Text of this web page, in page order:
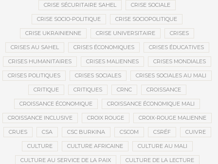
CRISE SÉCURITAIRE SAHEL CRISE SOCIALE
CRISE SOCIO-POLITIQUE CRISE SOCIOPOLITIQUE
CRISE UKRAINIENNE CRISE UNIVERSITAIRE CRISES
CRISES AU SAHEL CRISES ÉCONOMIQUES CRISES ÉDUCATIVES
CRISES HUMANITAIRES CRISES MALIENNES CRISES MONDIALES
CRISES POLITIQUES CRISES SOCIALES CRISES SOCIALES AU MALI
CRITIQUE CRITIQUES CRNC CROISSANCE
CROISSANCE ÉCONOMIQUE CROISSANCE ÉCONOMIQUE MALI
CROISSANCE INCLUSIVE CROIX ROUGE CROIX-ROUGE MALIENNE
CRUES CSA CSC BURKINA CSCOM CSRÉF CUIVRE
CULTURE CULTURE AFRICAINE CULTURE AU MALI
CULTURE AU SERVICE DE LA PAIX CULTURE DE LA LECTURE